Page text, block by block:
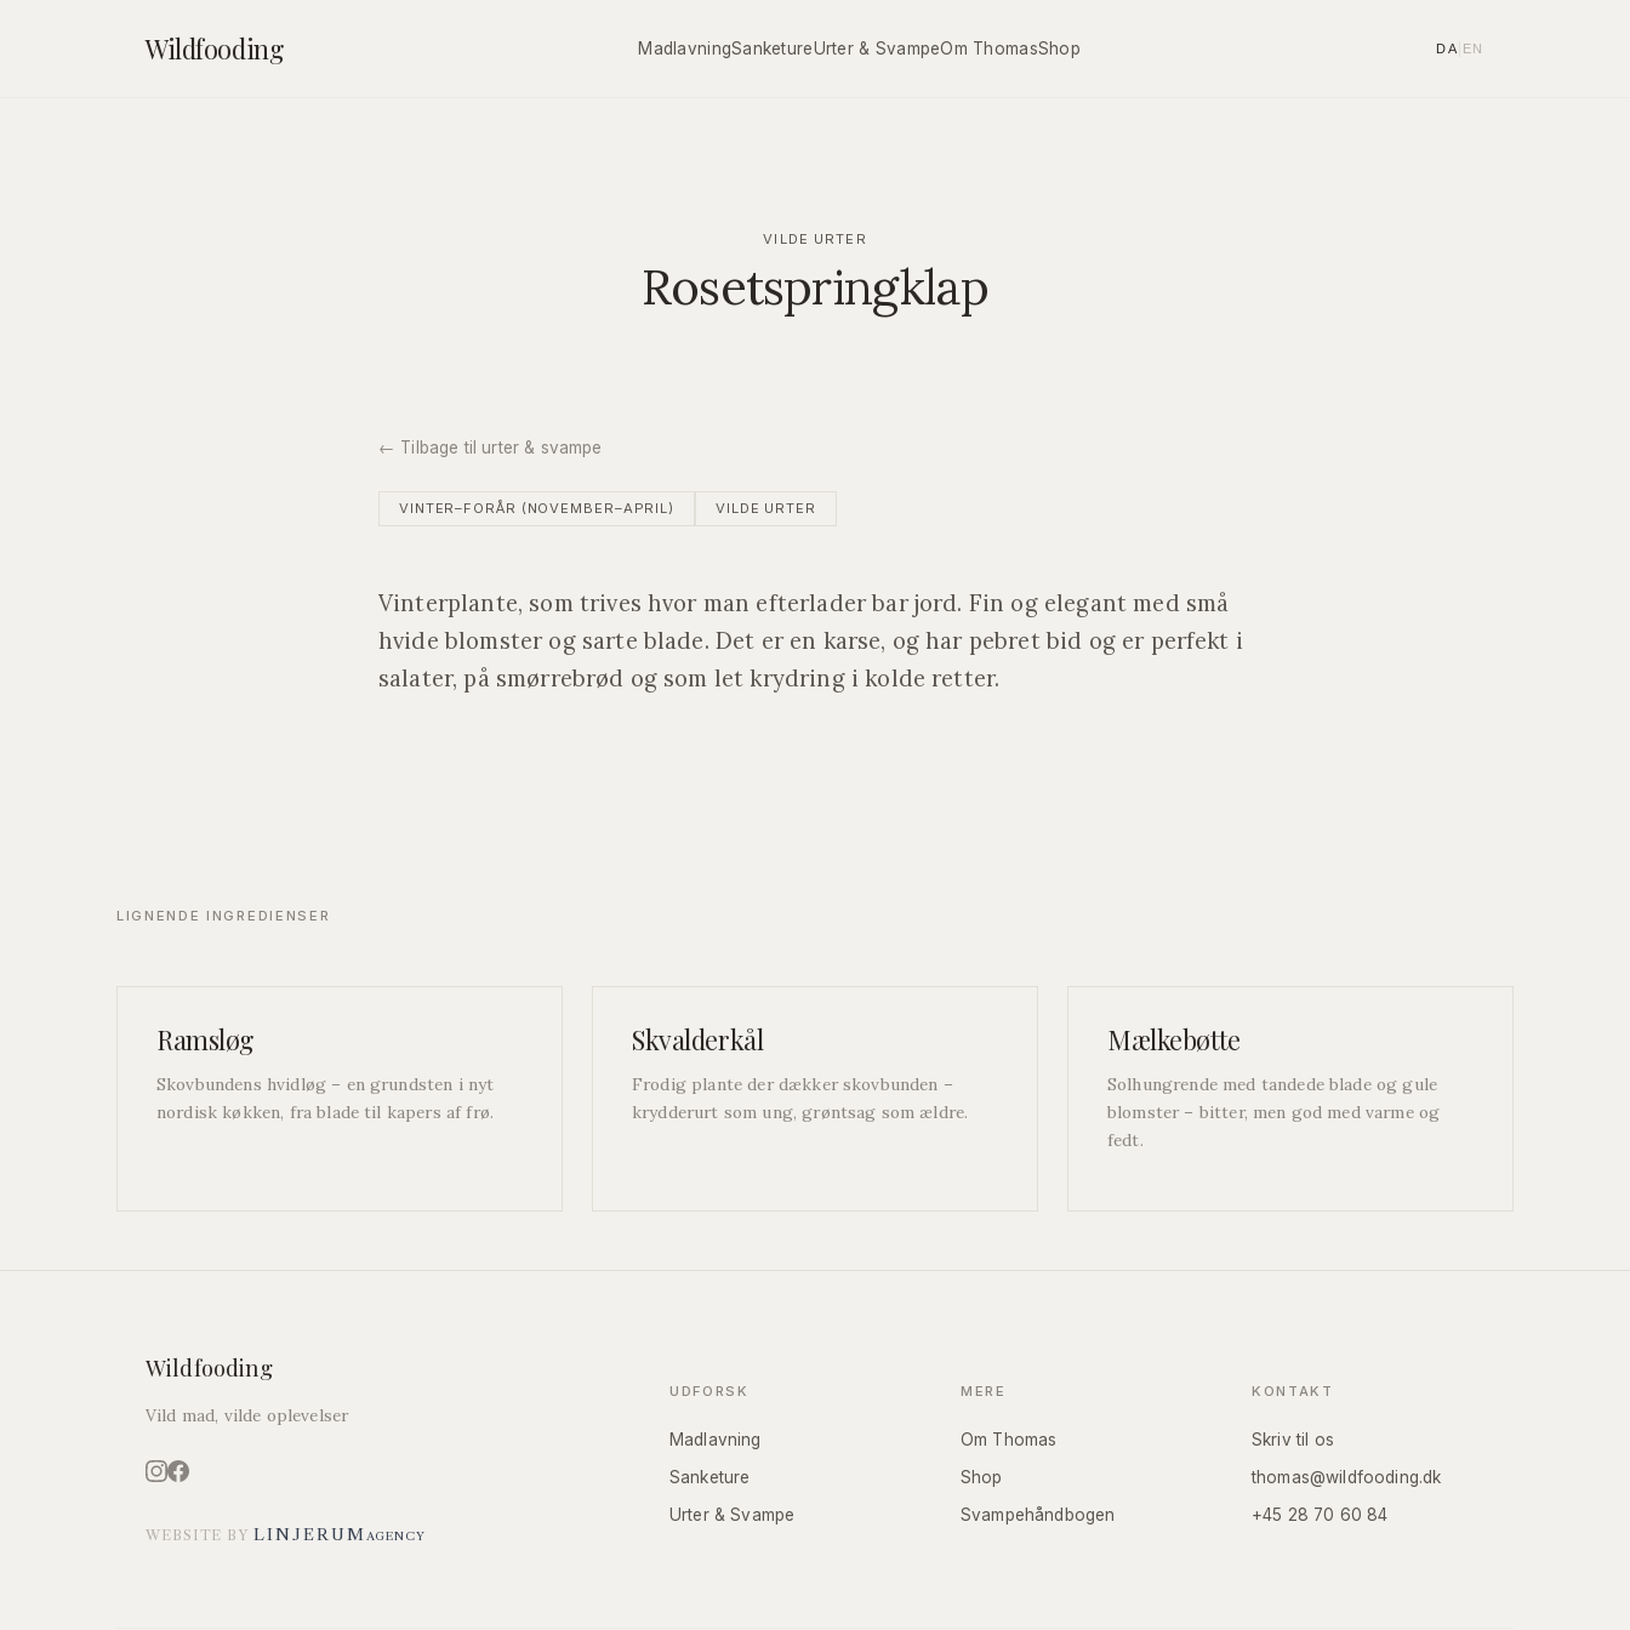
Wildfooding MadlavningSanketureUrter & SvampeOm ThomasShop DA EN
VILDE URTER
Rosetspringklap
← Tilbage til urter & svampe
VINTER–FORÅR (NOVEMBER–APRIL) VILDE URTER
Vinterplante, som trives hvor man efterlader bar jord. Fin og elegant med små
hvide blomster og sarte blade. Det er en karse, og har pebret bid og er perfekt i
salater, på smørrebrød og som let krydring i kolde retter.
LIGNENDE INGREDIENSER
Ramsløg
Skovbundens hvidløg – en grundsten i nyt
nordisk køkken, fra blade til kapers af frø.
Skvalderkål
Frodig plante der dækker skovbunden –
krydderurt som ung, grøntsag som ældre.
Mælkebøtte
Solhungrende med tandede blade og gule
blomster – bitter, men god med varme og
fedt.
Wildfooding
Vild mad, vilde oplevelser
WEBSITE BY LINJERUMAGENCY
UDFORSK
Madlavning
Sanketure
Urter & Svampe
MERE
Om Thomas
Shop
Svampehåndbogen
KONTAKT
Skriv til os
thomas@wildfooding.dk
+45 28 70 60 84